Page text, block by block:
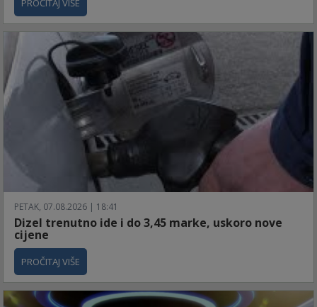
PROČITAJ VIŠE
PETAK, 07.08.2026 | 18:41
Dizel trenutno ide i do 3,45 marke, uskoro nove
cijene
PROČITAJ VIŠE